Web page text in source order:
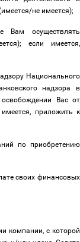
не имеется);
Вам осуществлять
если имеется,
Национального
надзора в
Вас от
приложить к
по приобретению
своих финансовых
компании, с которой